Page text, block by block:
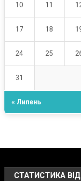
10 11
17 18
24 25
31
« Липень
СТАТИСТИКА